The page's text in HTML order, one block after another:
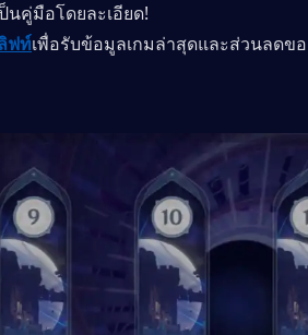
นคู่มือโดยละเอียด!
ฟท์เพื่อรับข้อมูลเกมล่าสุดและส่วนลดข